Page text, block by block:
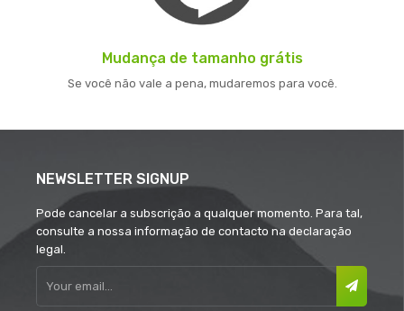
Mudança de tamanho grátis
Se você não vale a pena, mudaremos para você.
NEWSLETTER SIGNUP
Pode cancelar a subscrição a qualquer momento. Para tal,
consulte a nossa informação de contacto na declaração
legal.